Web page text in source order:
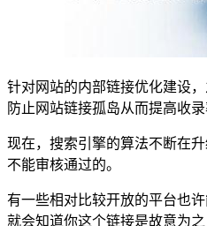
针对网站的内部链接优化建设
防止网站链接孤岛从而提高收
现在，搜索引擎的算法不断在
不能审核通过的。
有一些相对比较开放的平台也
就会知道你这个链接是故意为